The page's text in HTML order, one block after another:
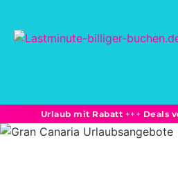
Urlaub mit Rabatt +++ Deals